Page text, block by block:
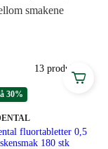
smakene
Alle
og gir deg som
13 produkter
30%
:
fluortabletter 0,5
180 stk